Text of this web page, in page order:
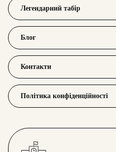
Легендарний табір
Блог
Контакти
Політика конфіденційності